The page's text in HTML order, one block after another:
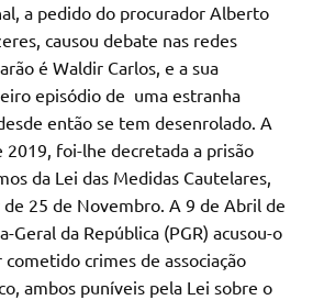
a pedido do procurador Alberto
causou debate nas redes
é Waldir Carlos, e a sua
episódio de uma estranha
então se tem desenrolado. A
foi-lhe decretada a prisão
da Lei das Medidas Cautelares,
25 de Novembro. A 9 de Abril de
Geral da República (PGR) acusou-o
crimes de associação
ambos puníveis pela Lei sobre o